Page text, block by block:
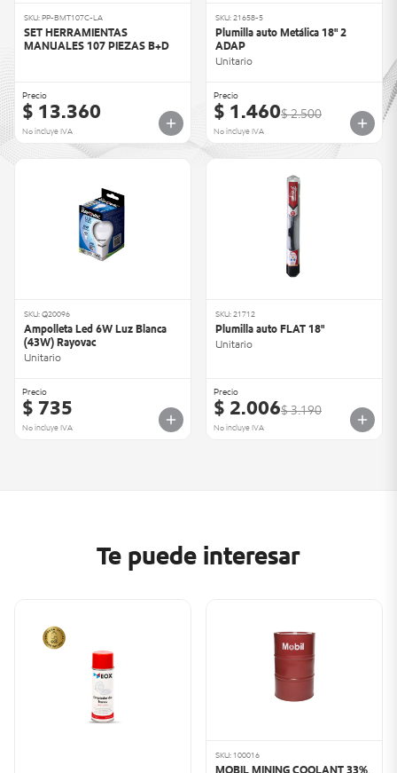
SKU: PP-BMT107C-LA
SET HERRAMIENTAS
MANUALES 107 PIEZAS B+D
Precio
$ 13.360
No incluye IVA
SKU: 21658-5
Plumilla auto Metálica 18" 2
ADAP
Unitario
Precio
$ 1.460$ 2.500
No incluye IVA
SKU: Q20096
Ampolleta Led 6W Luz Blanca
(43W) Rayovac
Unitario
Precio
$ 735
No incluye IVA
SKU: 21712
Plumilla auto FLAT 18"
Unitario
Precio
$ 2.006$ 3.190
No incluye IVA
Te puede interesar
SKU: 100016
MOBIL MINING COOLANT 33%,